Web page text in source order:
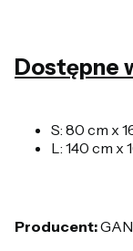
Dostępne
S: 80 cm x
L: 140 cm x
Producent: